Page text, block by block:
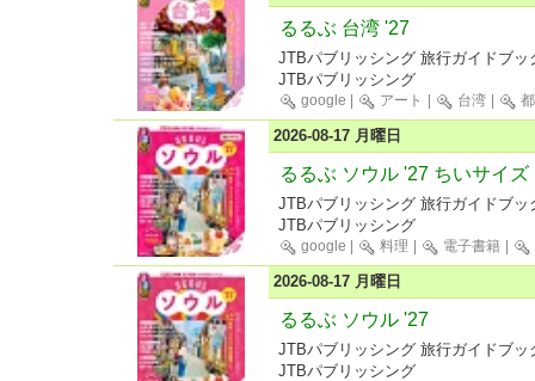
るるぶ 台湾 '27
JTBパブリッシング 旅行ガイドブッ
JTBパブリッシング
google | アート | 台湾 |
2026-08-17 月曜日
るるぶ ソウル '27 ちいサイズ
JTBパブリッシング 旅行ガイドブッ
JTBパブリッシング
google | 料理 | 電子書籍 |
2026-08-17 月曜日
るるぶ ソウル '27
JTBパブリッシング 旅行ガイドブッ
JTBパブリッシング